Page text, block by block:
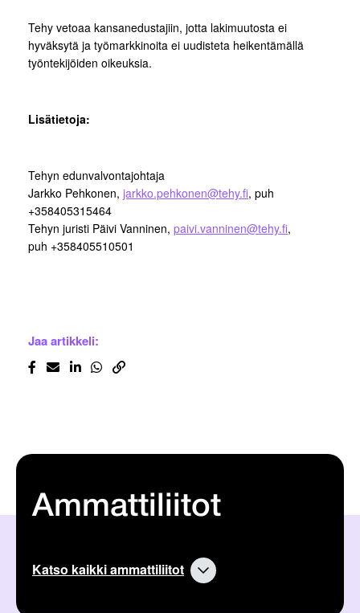
Tehy vetoaa kansanedustajiin, jotta lakimuutosta ei
hyväksytä ja työmarkkinoita ei uudisteta heikentämällä
työntekijöiden oikeuksia.
Lisätietoja:
Tehyn edunvalvontajohtaja
Jarkko Pehkonen, jarkko.pehkonen@tehy.fi, puh
+358405315464
Tehyn juristi Päivi Vanninen, paivi.vanninen@tehy.fi,
puh +358405510501
Jaa artikkeli:
Ammattiliitot
Katso kaikki ammattiliitot